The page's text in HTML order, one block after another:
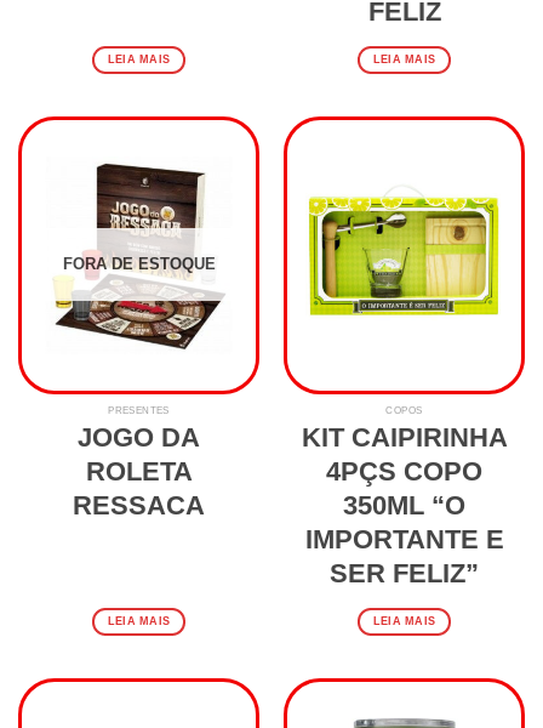
LEIA MAIS
FELIZ
LEIA MAIS
FORA DE ESTOQUE
PRESENTES
JOGO DA
ROLETA
RESSACA
LEIA MAIS
COPOS
KIT CAIPIRINHA
4PÇS COPO
350ML “O
IMPORTANTE E
SER FELIZ”
LEIA MAIS